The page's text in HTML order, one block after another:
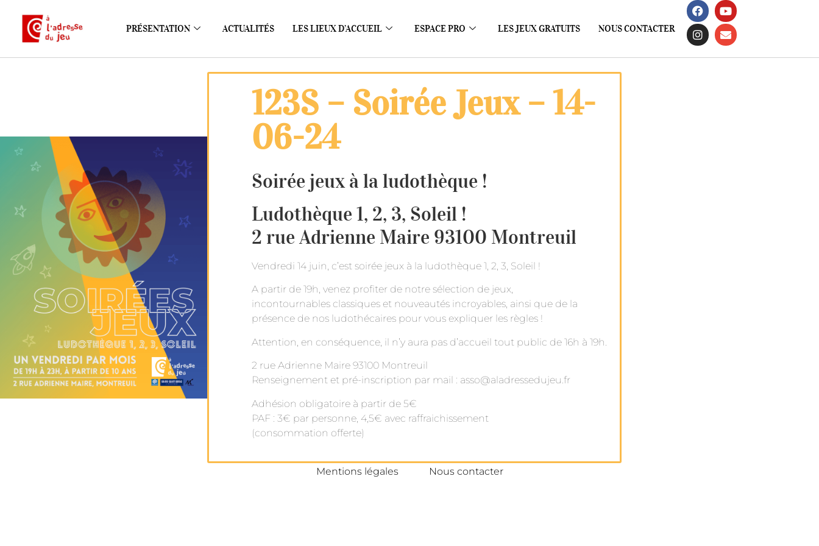
PRÉSENTATION ACTUALITÉS LES LIEUX D’ACCUEIL ESPACE PRO LES JEUX GRATUITS NOUS CONTACTER
123S – Soirée Jeux – 14-
06-24
Soirée jeux à la ludothèque !
Ludothèque 1, 2, 3, Soleil !
2 rue Adrienne Maire 93100 Montreuil
Vendredi 14 juin, c’est soirée jeux à la ludothèque 1, 2, 3, Soleil !
A partir de 19h, venez profiter de notre sélection de jeux,
incontournables classiques et nouveautés incroyables, ainsi que de la
présence de nos ludothécaires pour vous expliquer les règles !
Attention, en conséquence, il n’y aura pas d’accueil tout public de 16h à 19h.
2 rue Adrienne Maire 93100 Montreuil
Renseignement et pré-inscription par mail : asso@aladressedujeu.fr
Adhésion obligatoire à partir de 5€
PAF : 3€ par personne, 4,5€ avec raffraichissement
(consommation offerte)
Mentions légales Nous contacter